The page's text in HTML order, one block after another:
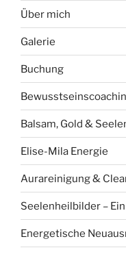
Über mich
Galerie
Buchung
Balsam, Gold &
Elise-Mila Energie
Aurareinigung &
Seelenheilbilder –
Energetische